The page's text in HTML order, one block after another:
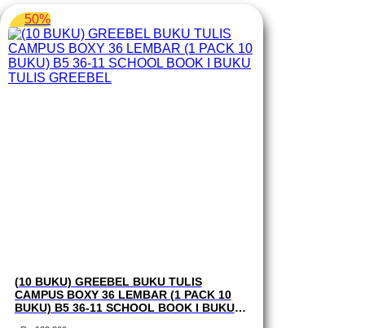
50%
(10 BUKU) GREEBEL BUKU TULIS
CAMPUS BOXY 36 LEMBAR (1 PACK 10
BUKU) B5 36-11 SCHOOL BOOK I BUKU